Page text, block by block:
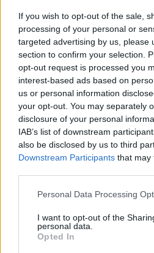
If you wish to opt-out of the sale,
processing of your personal or
targeted advertising by us, please
section to confirm your selection.
opt-out request is processed you
interest-based ads based on
us or personal information
your opt-out. You may separately
disclosure of your personal
IAB’s list of downstream
also be disclosed by us to third
Downstream Participants that may
Personal Data Processing
I want to opt-out of the
personal data.
Opted In
Via Confalonieri, 5
Castronno
Tutti
di